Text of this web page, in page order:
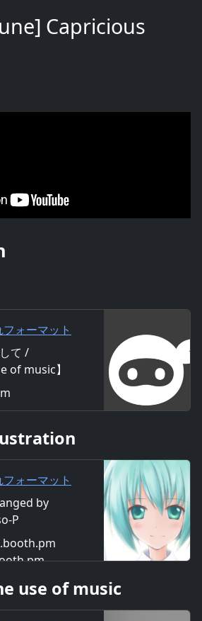
Capricious
ォーマット
Hatsune｜
て /
of music】
terms/musi
：
Sing：Miku
の虜 出会い
に チューリ
みたの 育て
から ひとま
うかな 恋愛
に沿って 私
と近
ォーマット
-
by
P
use of music